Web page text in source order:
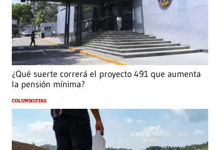
¿Qué suerte correrá el proyecto 491 que aumenta
la pensión mínima?
COLUMNISTAS